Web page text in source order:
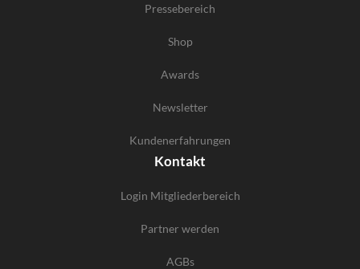
Pressebereich
Shop
Awards
Newsletter
Kundenerfahrungen
Kontakt
Login Mitgliederbereich
Partner werden
AGBs